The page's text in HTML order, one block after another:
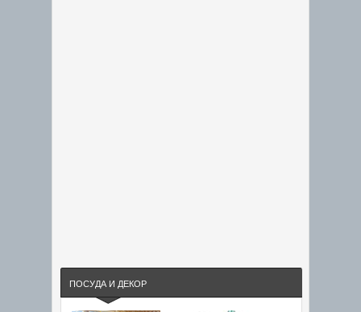
ПОСУДА И ДЕКОР